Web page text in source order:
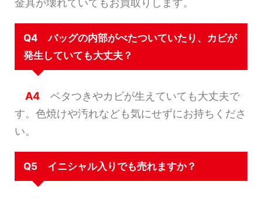
Q4 バッグの内部がべたついていたり、カビが
発生していても大丈夫？
A4 ベタつきやカビが生えていても大丈夫で
す。色焼けや汚れなども気にせずにお持ちくださ
い。
Q5 イニシャル入りでも売れますか？